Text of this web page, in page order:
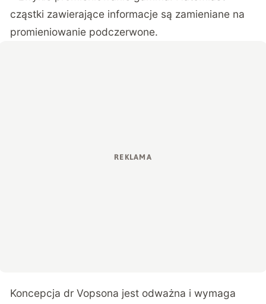
cząstki zawierające informacje są zamieniane na
promieniowanie podczerwone.
Koncepcja dr Vopsona jest odważna i wymaga